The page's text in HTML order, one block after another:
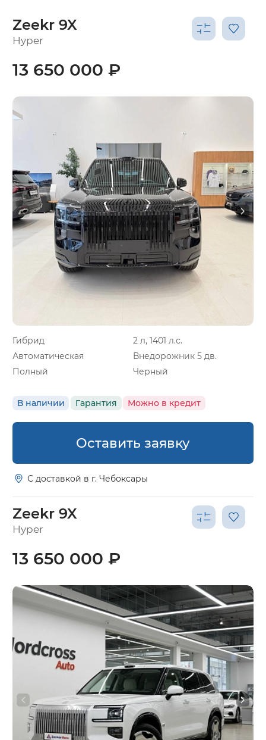
Zeekr 9X
Hyper
Гибрид
2 л, 1401 л.с.
Автоматическая
Внедорожник 5 дв.
Полный
Черный
В наличии Гарантия Можно в кредит
13 650 000 ₽
Оставить заявку
С доставкой в г. Чебоксары
Zeekr 9X
Hyper
13 650 000 ₽